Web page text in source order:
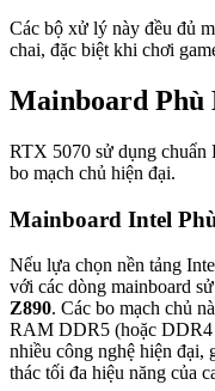
Các bộ xử lý này đều đủ
chai, đặc biệt khi chơi
Mainboard Phù
RTX 5070 sử dụng chuẩn
bo mạch chủ hiện đại.
Mainboard Intel
Nếu lựa chọn nền tảng
với các dòng mainboard
Z890. Các bo mạch chủ
RAM DDR5 (hoặc DDR4
nhiều công nghệ hiện đại,
thác tối đa hiệu năng của